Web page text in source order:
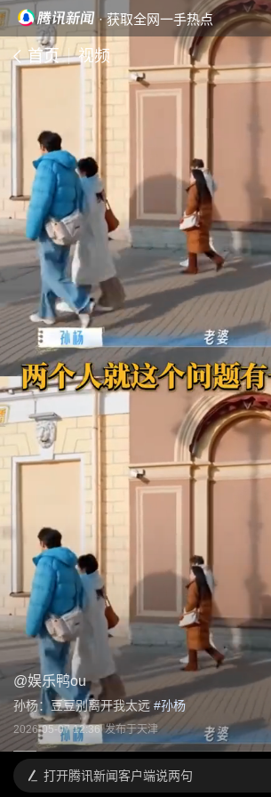
· 获取全网一手热点
首页 视频
@娱乐鸭ou
孙杨：豆豆别离开我太远 #孙杨
2026-05-07 12:36 发布于天津
打开腾讯新闻客户端说两句